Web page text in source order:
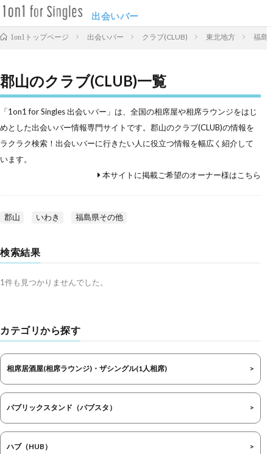
出会いバー
1on1トップページ 出会いバー クラブ(CLUB) 東北地方 福島
郡山のクラブ(CLUB)一覧
「1on1 for Singles 出会いバー」は、全国の相席屋や相席ラウンジをはじ
めとした出会いバー情報専門サイトです。郡山のクラブ(CLUB)の情報を
ラクラク検索！出会いバーに行きたい人に役立つ情報を幅広く紹介して
います。
本サイトに掲載ご希望のオーナー様はこちら
郡山 いわき 福島県その他
検索結果
1件も見つかりませんでした。
カテゴリから探す
相席居酒屋(相席ラウンジ)・ザシングル(1人相席)
パブリックスタンド（パブスタ）
ハブ（HUB）